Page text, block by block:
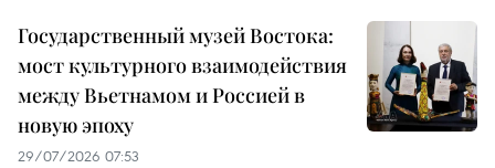
Государственный музей Востока:
мост культурного взаимодействия
между Вьетнамом и Россией в
новую эпоху
29/07/2026 07:53